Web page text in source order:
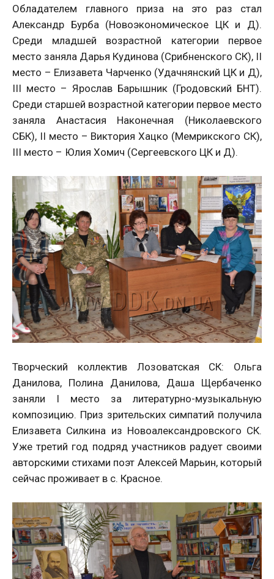
Обладателем главного приза на это раз стал
Александр Бурба (Новоэкономическое ЦК и Д).
Среди младшей возрастной категории первое
место заняла Дарья Кудинова (Срибненского СК), II
место – Елизавета Чарченко (Удачнянский ЦК и Д),
III место – Ярослав Барышник (Гродовский БНТ).
Среди старшей возрастной категории первое место
заняла Анастасия Наконечная (Николаевского
СБК), II место – Виктория Хацко (Мемрикского СК),
III место – Юлия Хомич (Сергеевского ЦК и Д).
Творческий коллектив Лозоватская СК: Ольга
Данилова, Полина Данилова, Даша Щербаченко
заняли I место за литературно-музыкальную
композицию. Приз зрительских симпатий получила
Елизавета Силкина из Новоалександровского СК.
Уже третий год подряд участников радует своими
авторскими стихами поэт Алексей Марьин, который
сейчас проживает в с. Красное.